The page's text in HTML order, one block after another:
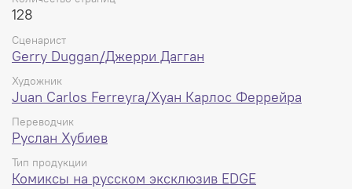
128
Сценарист
Gerry Duggan/Джерри Дагган
Художник
Juan Carlos Ferreyra/Хуан Карлос Феррейра
Переводчик
Руслан Хубиев
Тип продукции
Комиксы на русском эксклюзив EDGE